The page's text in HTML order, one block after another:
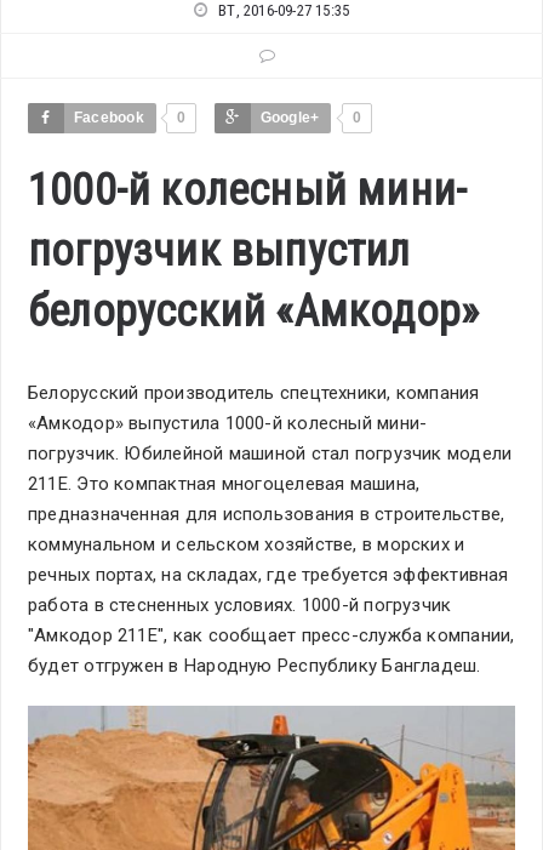
ВТ, 2016-09-27 15:35
Facebook 0 Google+ 0
1000-й колесный мини-
погрузчик выпустил
белорусский «Амкодор»
Белорусский производитель спецтехники, компания
«Амкодор» выпустила 1000-й колесный мини-
погрузчик. Юбилейной машиной стал погрузчик модели
211Е. Это компактная многоцелевая машина,
предназначенная для использования в строительстве,
коммунальном и сельском хозяйстве, в морских и
речных портах, на складах, где требуется эффективная
работа в стесненных условиях. 1000-й погрузчик
"Амкодор 211Е", как сообщает пресс-служба компании,
будет отгружен в Народную Республику Бангладеш.